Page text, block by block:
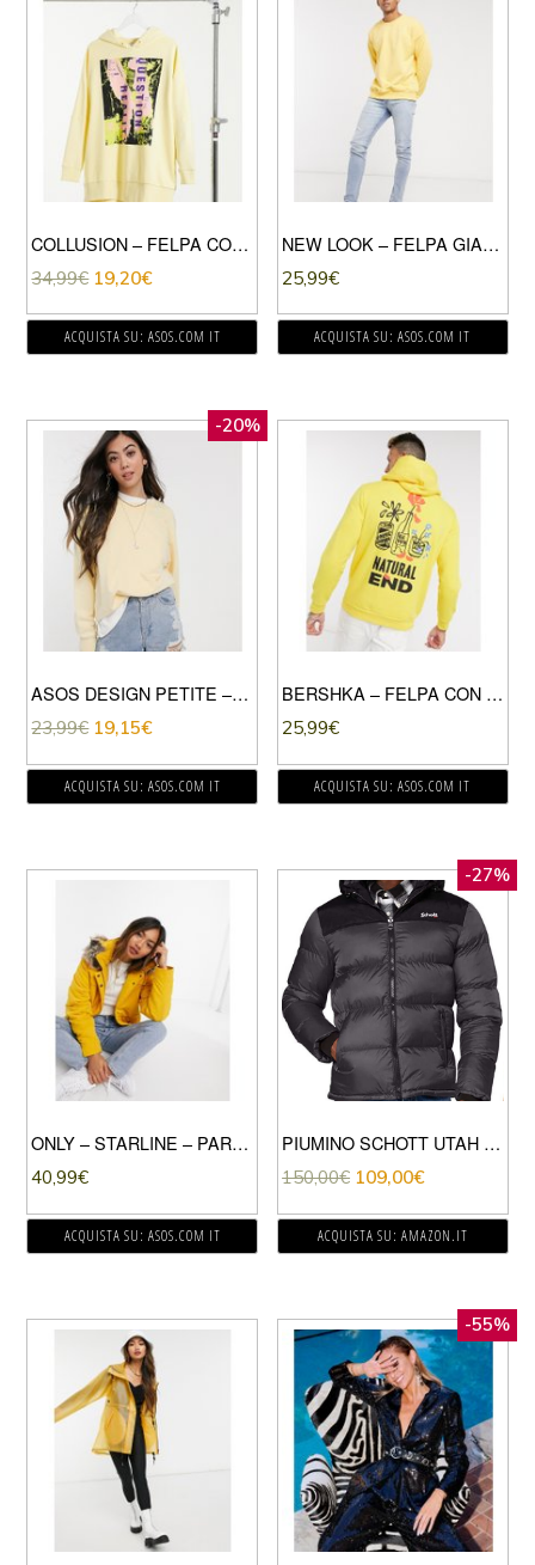
COLLUSION – FELPA CON CAPPUCCIO IN GIALLO PALLIDO CON STAMPA “QUESTION REALITY”
34,99€ 19,20€
ACQUISTA SU: ASOS.COM IT
NEW LOOK – FELPA GIALLO MEDIO
25,99€
ACQUISTA SU: ASOS.COM IT
-20%
ASOS DESIGN PETITE – FELPA OVERSIZE COLOR GIALLO LIMONE SLAVATO
23,99€ 19,15€
ACQUISTA SU: ASOS.COM IT
BERSHKA – FELPA CON CAPPUCCIO GIALLA CON STAMPA SU PETTO E RETRO-GIALLO
25,99€
ACQUISTA SU: ASOS.COM IT
ONLY – STARLINE – PARKA CORTO GIALLO
40,99€
ACQUISTA SU: ASOS.COM IT
-27%
PIUMINO SCHOTT UTAH CAPPUCCIO
150,00€ 109,00€
ACQUISTA SU: AMAZON.IT
-55%